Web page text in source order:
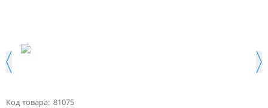
Код товара: 81075